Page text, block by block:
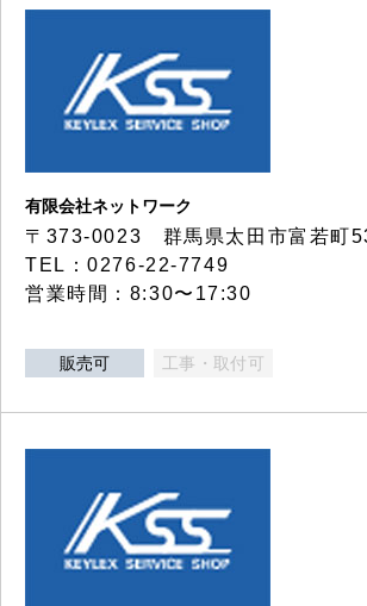
有限会社ネットワーク
〒373-0023 群馬県太田市富若町
TEL：0276-22-7749
営業時間：8:30〜17:30
販売可 工事・取付可